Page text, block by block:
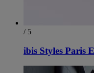
/ 5
ibis Styles Paris